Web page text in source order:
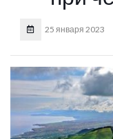
25 января 2023